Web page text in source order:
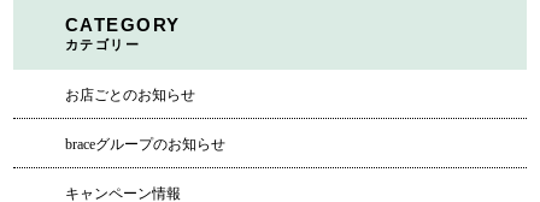
CATEGORY
カテゴリー
お店ごとのお知らせ
braceグループのお知らせ
キャンペーン情報